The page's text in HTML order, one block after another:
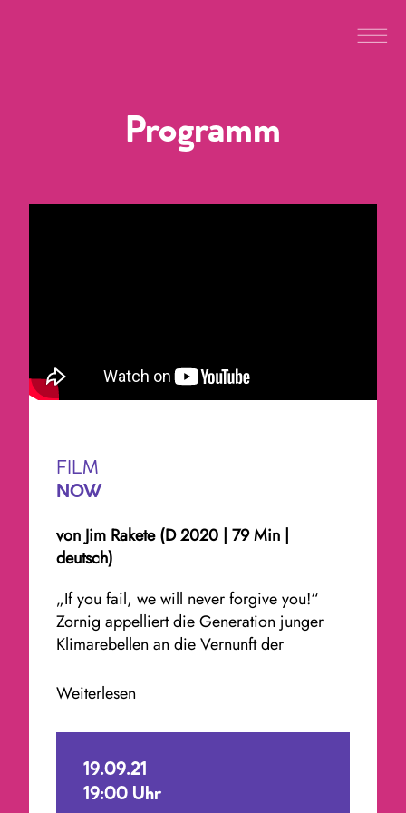
Programm
FILM
NOW
von Jim Rakete (D 2020 | 79 Min |
deutsch)
„If you fail, we will never forgive you!“
Zornig appelliert die Generation junger
Klimarebellen an die Vernunft der
ihres Protests. Der Grund: unser aller
Erwärmung. Das Pariser Klimaabkommen
von 2015? Eine hohle Phrase, wenn es
nach ihnen geht! Die schwedische
Schülerin Greta Thunberg steigt zur
Weiterlesen
19.09.21
19:00 Uhr